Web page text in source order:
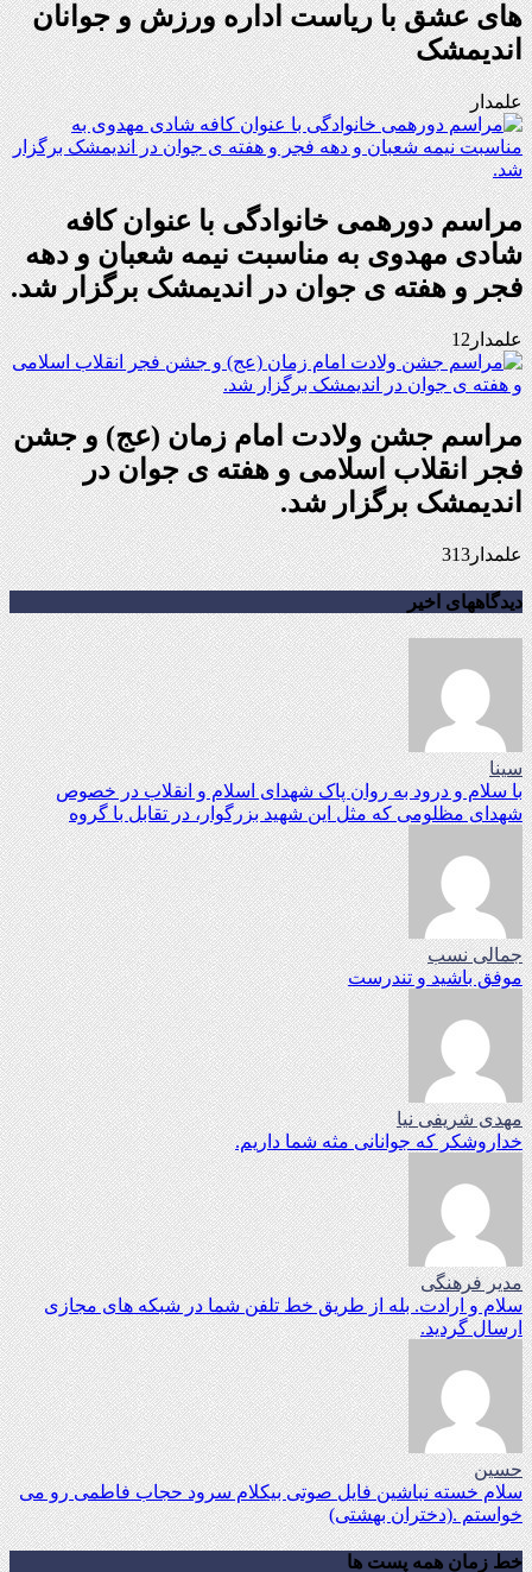
های عشق با ریاست اداره ورزش و جوانان
اندیمشک
علمدار
مراسم دورهمی خانوادگی با عنوان کافه
شادی مهدوی به مناسبت نیمه شعبان و دهه
فجر و هفته ی جوان در اندیمشک برگزار شد.
علمدار12
مراسم جشن ولادت امام زمان (عج) و جشن
فجر انقلاب اسلامی و هفته ی جوان در
اندیمشک برگزار شد.
علمدار313
دیدگاههای اخیر
سینا
با سلام و درود به روان پاک شهدای اسلام و انقلاب در خصوص
شهدای مظلومی که مثل این شهید بزرگوار، در تقابل با گروه
جمالی نسب
موفق باشید و تندرست
مهدی شریفی نیا
خداروشکر که جوانانی مثه شما داریم.
مدیر فرهنگی
سلام و ارادت. بله از طریق خط تلفن شما در شبکه های مجازی
ارسال گردید.
حسین
سلام خسته نباشین فایل صوتی بیکلام سرود حجاب فاطمی رو می
خواستم .(دختران بهشتی)
خط زمان همه پست ها